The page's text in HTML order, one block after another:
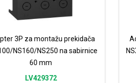
3P za montažu prekidača
NS160/NS250 na sabirnice
60 mm
LV429372